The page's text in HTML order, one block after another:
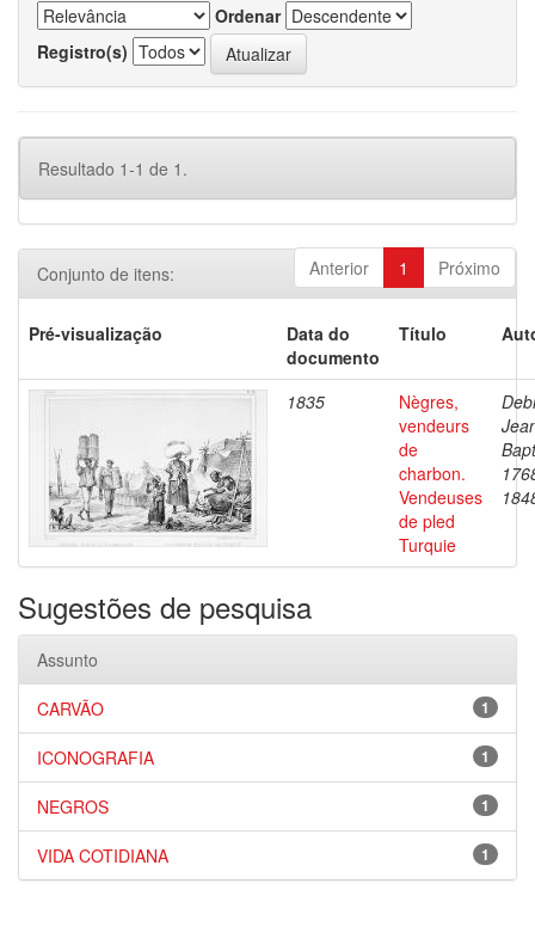
Ordenar
Registro(s)
Resultado 1-1 de 1.
Anterior 1 Próximo
Conjunto de itens:
Pré-visualização
Data do
documento
Título
1835
Nègres,
vendeurs
de
charbon.
Vendeuses
de pled
Turquie
Sugestões de pesquisa
Assunto
1
CARVÃO
1
ICONOGRAFIA
1
NEGROS
1
VIDA COTIDIANA